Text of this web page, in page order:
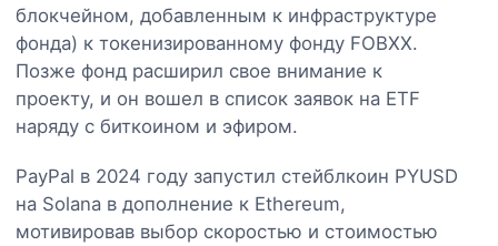
блокчейном, добавленным к инфраструктуре
фонда) к токенизированному фонду FOBXX.
Позже фонд расширил свое внимание к
проекту, и он вошел в список заявок на ETF
наряду с биткоином и эфиром.
PayPal в 2024 году запустил стейблкоин PYUSD
на Solana в дополнение к Ethereum,
мотивировав выбор скоростью и стоимостью